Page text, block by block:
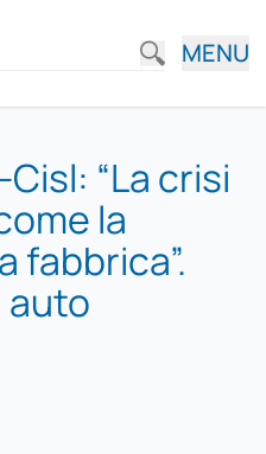
MENU
“La crisi
la
fabbrica”.
auto